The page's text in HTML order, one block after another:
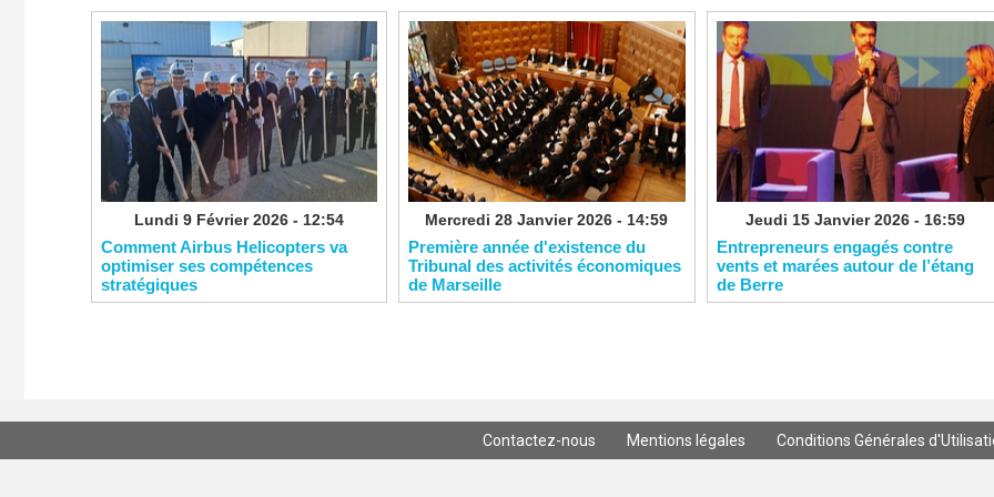
Lundi 9 Février 2026 - 12:54
Comment Airbus Helicopters va
optimiser ses compétences
stratégiques
Mercredi 28 Janvier 2026 - 14:59
​Première année d'existence du
Tribunal des activités économiques
de Marseille
Jeudi 15 Janvier 2026 - 16:59
Entrepreneurs engagés contre
vents et marées autour de l’étang
de Berre
Contactez-nous Mentions légales Conditions Générales